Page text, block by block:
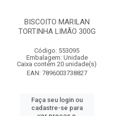
BISCOITO MARILAN
TORTINHA LIMÃO 300G
Código: 553095
Embalagem: Unidade
Caixa contém 20 unidade(s)
EAN: 7896003738827
Faça seu login ou
cadastre-se para